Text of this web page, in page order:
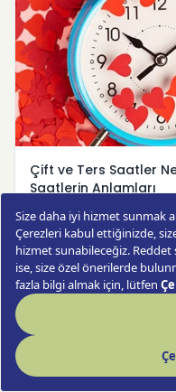
Çift ve Ters Saatler
Saatlerin Anlamları
anlama geliyor
anlama ge…
Devamını Oku →